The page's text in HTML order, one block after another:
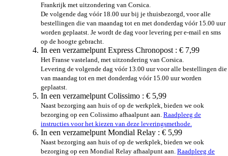
Frankrijk met uitzondering van Corsica.
De volgende dag vóór 18.00 uur bij je thuisbezorgd, voor alle
bestellingen die van maandag tot en met donderdag vóór 15.00 uur
worden geplaatst. Je wordt de dag voor levering per e-mail en sms
op de hoogte gebracht.
In een verzamelpunt Express Chronopost : € 7,99
Het Franse vasteland, met uitzondering van Corsica.
Levering de volgende dag vóór 13.00 uur voor alle bestellingen die
van maandag tot en met donderdag vóór 15.00 uur worden
geplaatst.
In een verzamelpunt Colissimo : € 5,99
Naast bezorging aan huis of op de werkplek, bieden we ook
bezorging op een Colissimo afhaalpunt aan. Raadpleeg de
instructies voor het kiezen van deze leveringsmethode.
In een verzamelpunt Mondial Relay : € 5,99
Naast bezorging aan huis of op de werkplek, bieden we ook
bezorging op een Mondial Relay afhaalpunt aan. Raadpleeg de